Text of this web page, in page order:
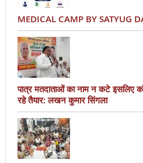
MEDICAL CAMP BY SATYUG
पात्र मतदाताओं का नाम न कटे इसलिए
रहे तैयार: लखन कुमार सिंगला